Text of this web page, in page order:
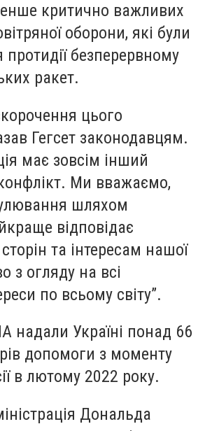
критично важливих
оборони, які були
безперервному
ракет.
цього
Гегсет законодавцям.
має зовсім інший
Ми вважаємо,
шляхом
відповідає
та інтересам нашої
з огляду на всі
по всьому світу”.
надали Україні понад 66
допомоги з моменту
в лютому 2022 року.
Дональда